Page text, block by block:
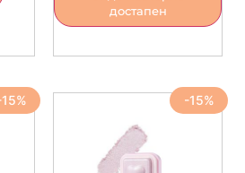
достапен
-15%